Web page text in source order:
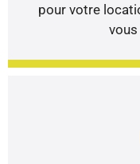
pour votre